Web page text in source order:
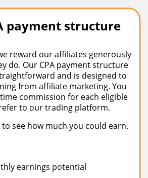
payment structure
reward our affiliates generously
do. Our CPA payment structure
and is designed to
from affiliate marketing. You
commission for each eligible
to our trading platform.
see how much you could earn.
earnings potential